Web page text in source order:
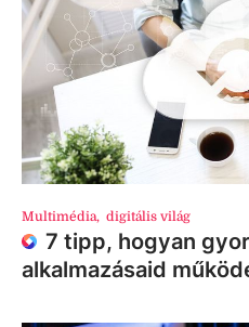
Multimédia, digitális világ
7 tipp, hogyan
alkalmazásaid